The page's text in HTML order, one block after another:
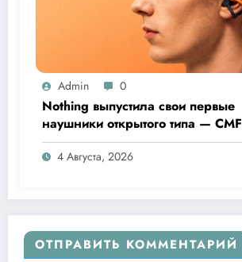
Admin 0
Nothing выпустила свои первые
наушники открытого типа — CMF
Clip Pro
4 Августа, 2026
ОТПРАВИТЬ КОММЕНТАРИЙ